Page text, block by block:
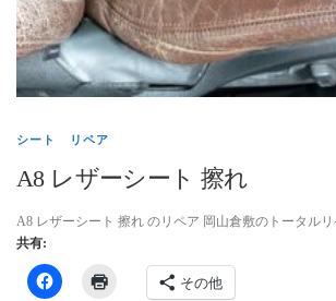
シート リペア
A8 レザーシート 擦れ
A8 レザーシート 擦れ のリペア 岡山倉敷のトータルリ
共有:
その他